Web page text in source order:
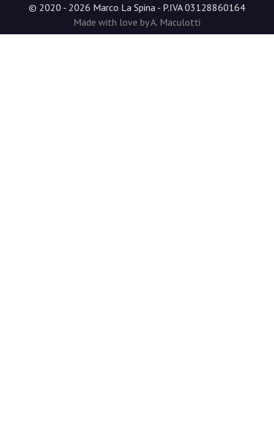
© 2020 - 2026 Marco La Spina - P.IVA 03128860164
Made with love by A. Maculotti